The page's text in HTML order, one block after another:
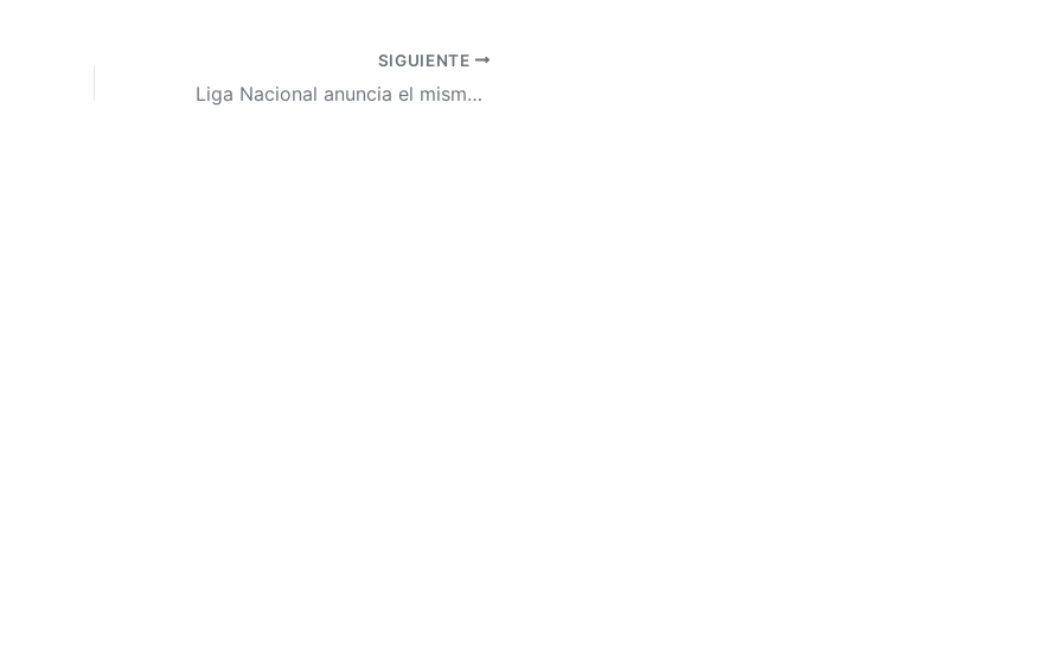
SIGUIENTE
Liga Nacional anuncia el mismo formato para el Clausura 2020-2021